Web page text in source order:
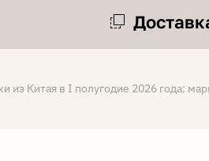
из Китая в I полугодие 2026 года: